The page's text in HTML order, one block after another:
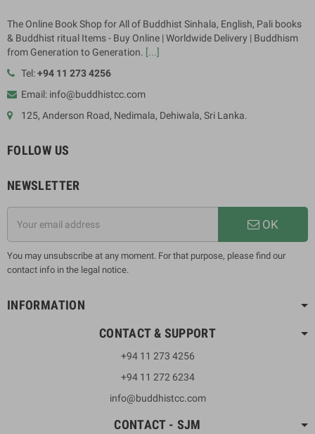
The Online Book Shop for All of Buddhist Sinhala, English, Pali books
& Buddhist ritual Items - Buy Online | Worldwide Delivery | Buddhism
from Generation to Generation. [...]
Tel:+94 11 273 4256
Email: info@buddhistcc.com
125, Anderson Road, Nedimala, Dehiwala, Sri Lanka.
FOLLOW US
NEWSLETTER
OK
You may unsubscribe at any moment. For that purpose, please find our
contact info in the legal notice.
INFORMATION
CONTACT & SUPPORT
+94 11 273 4256
+94 11 272 6234
info@buddhistcc.com
CONTACT - SJM